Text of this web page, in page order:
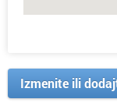
Izmenite ili